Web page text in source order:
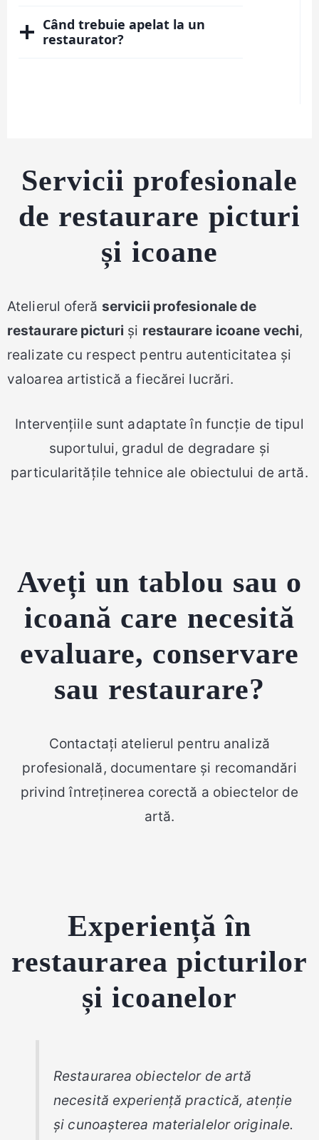
Când trebuie apelat la un
restaurator?
Servicii profesionale
de restaurare picturi
și icoane
Atelierul oferă servicii profesionale de
restaurare picturi și restaurare icoane vechi,
realizate cu respect pentru autenticitatea și
valoarea artistică a fiecărei lucrări.
Intervențiile sunt adaptate în funcție de tipul
suportului, gradul de degradare și
particularitățile tehnice ale obiectului de artă.
Aveți un tablou sau o
icoană care necesită
evaluare, conservare
sau restaurare?
Contactați atelierul pentru analiză
profesională, documentare și recomandări
privind întreținerea corectă a obiectelor de
artă.
Experiență în
restaurarea picturilor
și icoanelor
Restaurarea obiectelor de artă
necesită experiență practică, atenție
și cunoașterea materialelor originale.